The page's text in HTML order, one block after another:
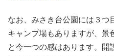
なお、みさき台公園には３つ
キャンプ場もありますが、景
と今一つの感はあります。開